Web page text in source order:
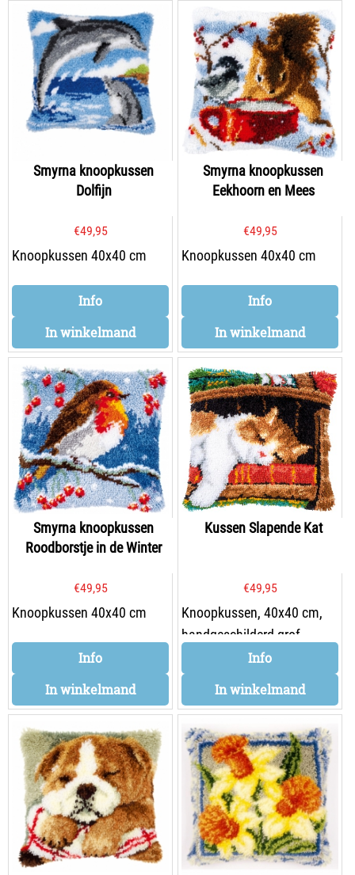
Smyrna knoopkussen
Dolfijn
€49,95
Knoopkussen 40x40 cm
Info
In winkelmand
Smyrna knoopkussen
Eekhoorn en Mees
€49,95
Knoopkussen 40x40 cm
Info
In winkelmand
Smyrna knoopkussen
Roodborstje in de Winter
€49,95
Knoopkussen 40x40 cm
Info
In winkelmand
Kussen Slapende Kat
€49,95
Knoopkussen, 40x40 cm,
handgeschilderd grof
mono-stramien
Info
In winkelmand